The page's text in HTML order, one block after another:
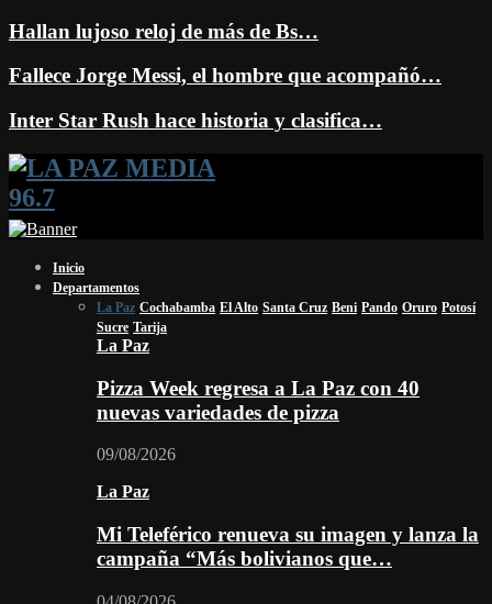
Hallan lujoso reloj de más de Bs…
Fallece Jorge Messi, el hombre que acompañó…
Inter Star Rush hace historia y clasifica…
Facebook
Twitter
Instagram
Youtube
Email
Twitch
Whatsapp
Inicio
Departamentos
La Paz Cochabamba El Alto Santa Cruz Beni Pando Oruro Potosí
Sucre Tarija
La Paz
Pizza Week regresa a La Paz con 40
nuevas variedades de pizza
09/08/2026
La Paz
Mi Teleférico renueva su imagen y lanza la
campaña “Más bolivianos que…